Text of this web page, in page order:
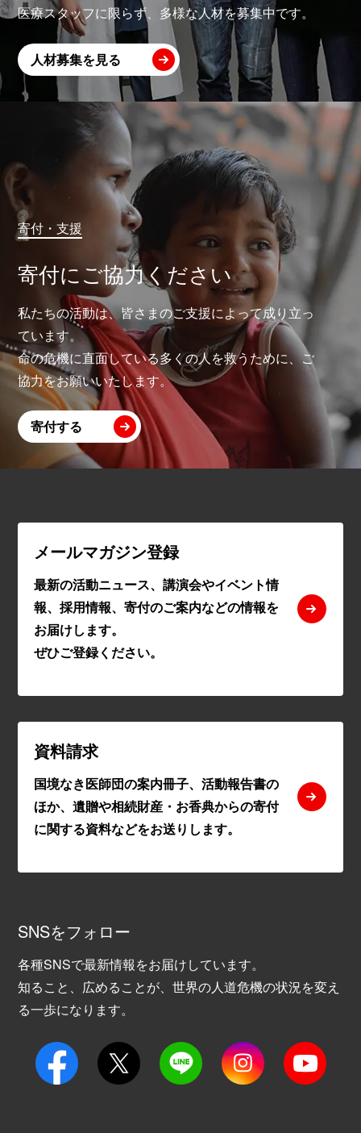
医療スタッフに限らず、多様な人材を募集中です。
人材募集を見る
寄付・支援
寄付にご協力ください
私たちの活動は、皆さまのご支援によって成り立っ
ています。
命の危機に直面している多くの人を救うために、ご
協力をお願いいたします。
寄付する
メールマガジン登録
最新の活動ニュース、講演会やイベント情
報、採用情報、寄付のご案内などの情報を
お届けします。
ぜひご登録ください。
資料請求
国境なき医師団の案内冊子、活動報告書の
ほか、遺贈や相続財産・お香典からの寄付
に関する資料などをお送りします。
SNSをフォロー
各種SNSで最新情報をお届けしています。
知ること、広めることが、世界の人道危機の状況を変え
る一歩になります。